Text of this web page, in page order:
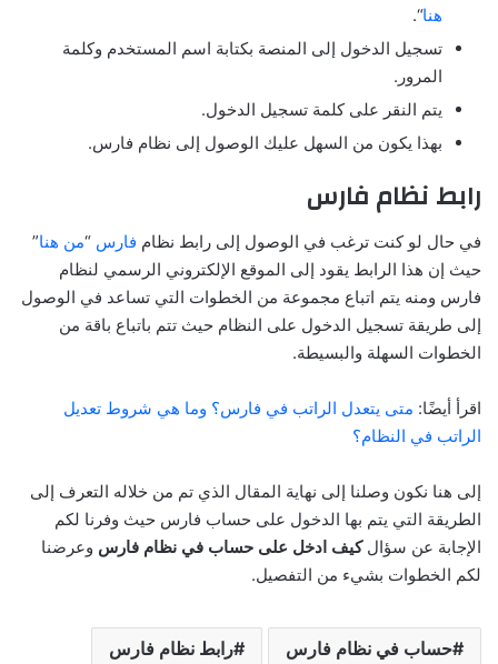
هنا“.
تسجيل الدخول إلى المنصة بكتابة اسم المستخدم وكلمة
المرور.
يتم النقر على كلمة تسجيل الدخول.
بهذا يكون من السهل عليك الوصول إلى نظام فارس.
رابط نظام فارس
في حال لو كنت ترغب في الوصول إلى رابط نظام فارس “من هنا”
حيث إن هذا الرابط يقود إلى الموقع الإلكتروني الرسمي لنظام
فارس ومنه يتم اتباع مجموعة من الخطوات التي تساعد في الوصول
إلى طريقة تسجيل الدخول على النظام حيث تتم باتباع باقة من
الخطوات السهلة والبسيطة.
اقرأ أيضًا: متى يتعدل الراتب في فارس؟ وما هي شروط تعديل
الراتب في النظام؟
إلى هنا نكون وصلنا إلى نهاية المقال الذي تم من خلاله التعرف إلى
الطريقة التي يتم بها الدخول على حساب فارس حيث وفرنا لكم
الإجابة عن سؤالكيف ادخل على حساب في نظام فارس وعرضنا
لكم الخطوات بشيء من التفصيل.
حساب في نظام فارس رابط نظام فارس